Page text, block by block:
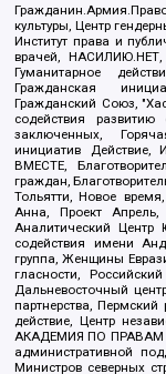
культуры, Центр
Институт права и
врачей,
Гуманитарное
Гражданская
Гражданский Союз,
содействия
заключенных,
инициатив Действие,
ВМЕСТЕ,
граждан,
Тольятти, Новое
Анна, Проект
Аналитический Центр
содействия имени
группа, Женщины
гласности,
Дальневосточный
партнерства,
действие, Центр
АКАДЕМИЯ ПО ПРАВАМ
административной
Министров северных